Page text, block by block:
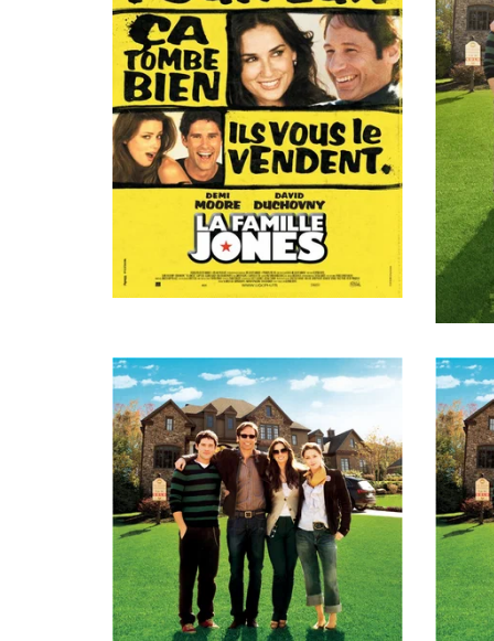
Moving crew member, в титрах не указан
Венди Барлоу
Jogger, в титрах не указан
Кент Кимболл
Hungry Kent, в титрах не указан
Джастин Прайс
Джо Нарцисо
Терренс Гибни
Jogger
Дэвид Духовны
Steve Jones
Деми Мур
Kate Jones
Эмбер Хёрд
Jenn Jones
Ярон Орбах
Оператор
Ник Урата
Композитор
Рени Эрлих Калфус
Художник
Фрэнк Гэллин
Художник
Монтажер
Эндрю Сполдинг
Продюссер
Даг Манкофф
Продюссер
Пол Янг
Продюссер